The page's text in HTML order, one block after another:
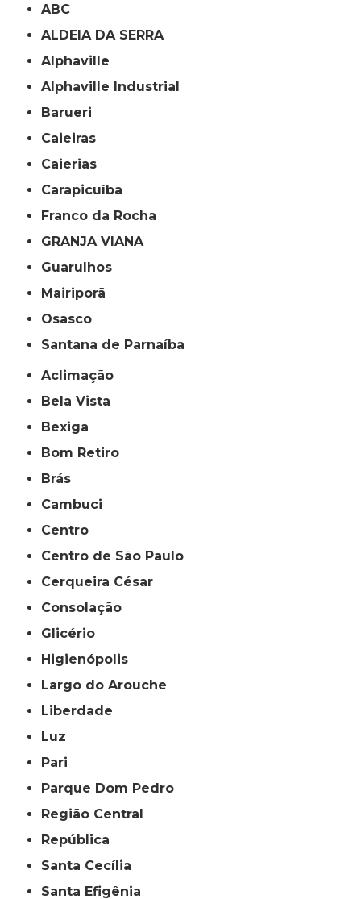
ABC
ALDEIA DA SERRA
Alphaville
Alphaville Industrial
Barueri
Caieiras
Caierias
Carapicuíba
Franco da Rocha
GRANJA VIANA
Guarulhos
Mairiporã
Osasco
Santana de Parnaíba
Aclimação
Bela Vista
Bexiga
Bom Retiro
Brás
Cambuci
Centro
Centro de São Paulo
Cerqueira César
Consolação
Glicério
Higienópolis
Largo do Arouche
Liberdade
Luz
Pari
Parque Dom Pedro
Região Central
República
Santa Cecília
Santa Efigênia